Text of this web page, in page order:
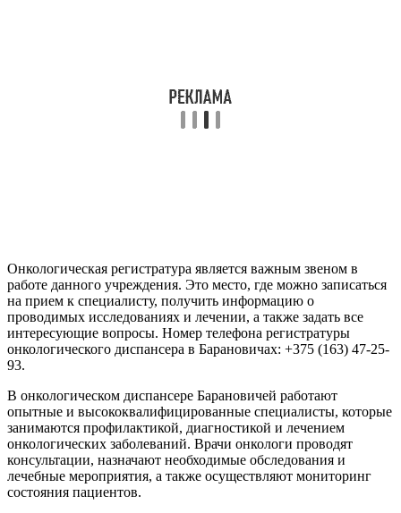
Онкологическая регистратура является важным звеном в
работе данного учреждения. Это место, где можно записаться
на прием к специалисту, получить информацию о
проводимых исследованиях и лечении, а также задать все
интересующие вопросы. Номер телефона регистратуры
онкологического диспансера в Барановичах: +375 (163) 47-25-
93.
В онкологическом диспансере Барановичей работают
опытные и высококвалифицированные специалисты, которые
занимаются профилактикой, диагностикой и лечением
онкологических заболеваний. Врачи онкологи проводят
консультации, назначают необходимые обследования и
лечебные мероприятия, а также осуществляют мониторинг
состояния пациентов.